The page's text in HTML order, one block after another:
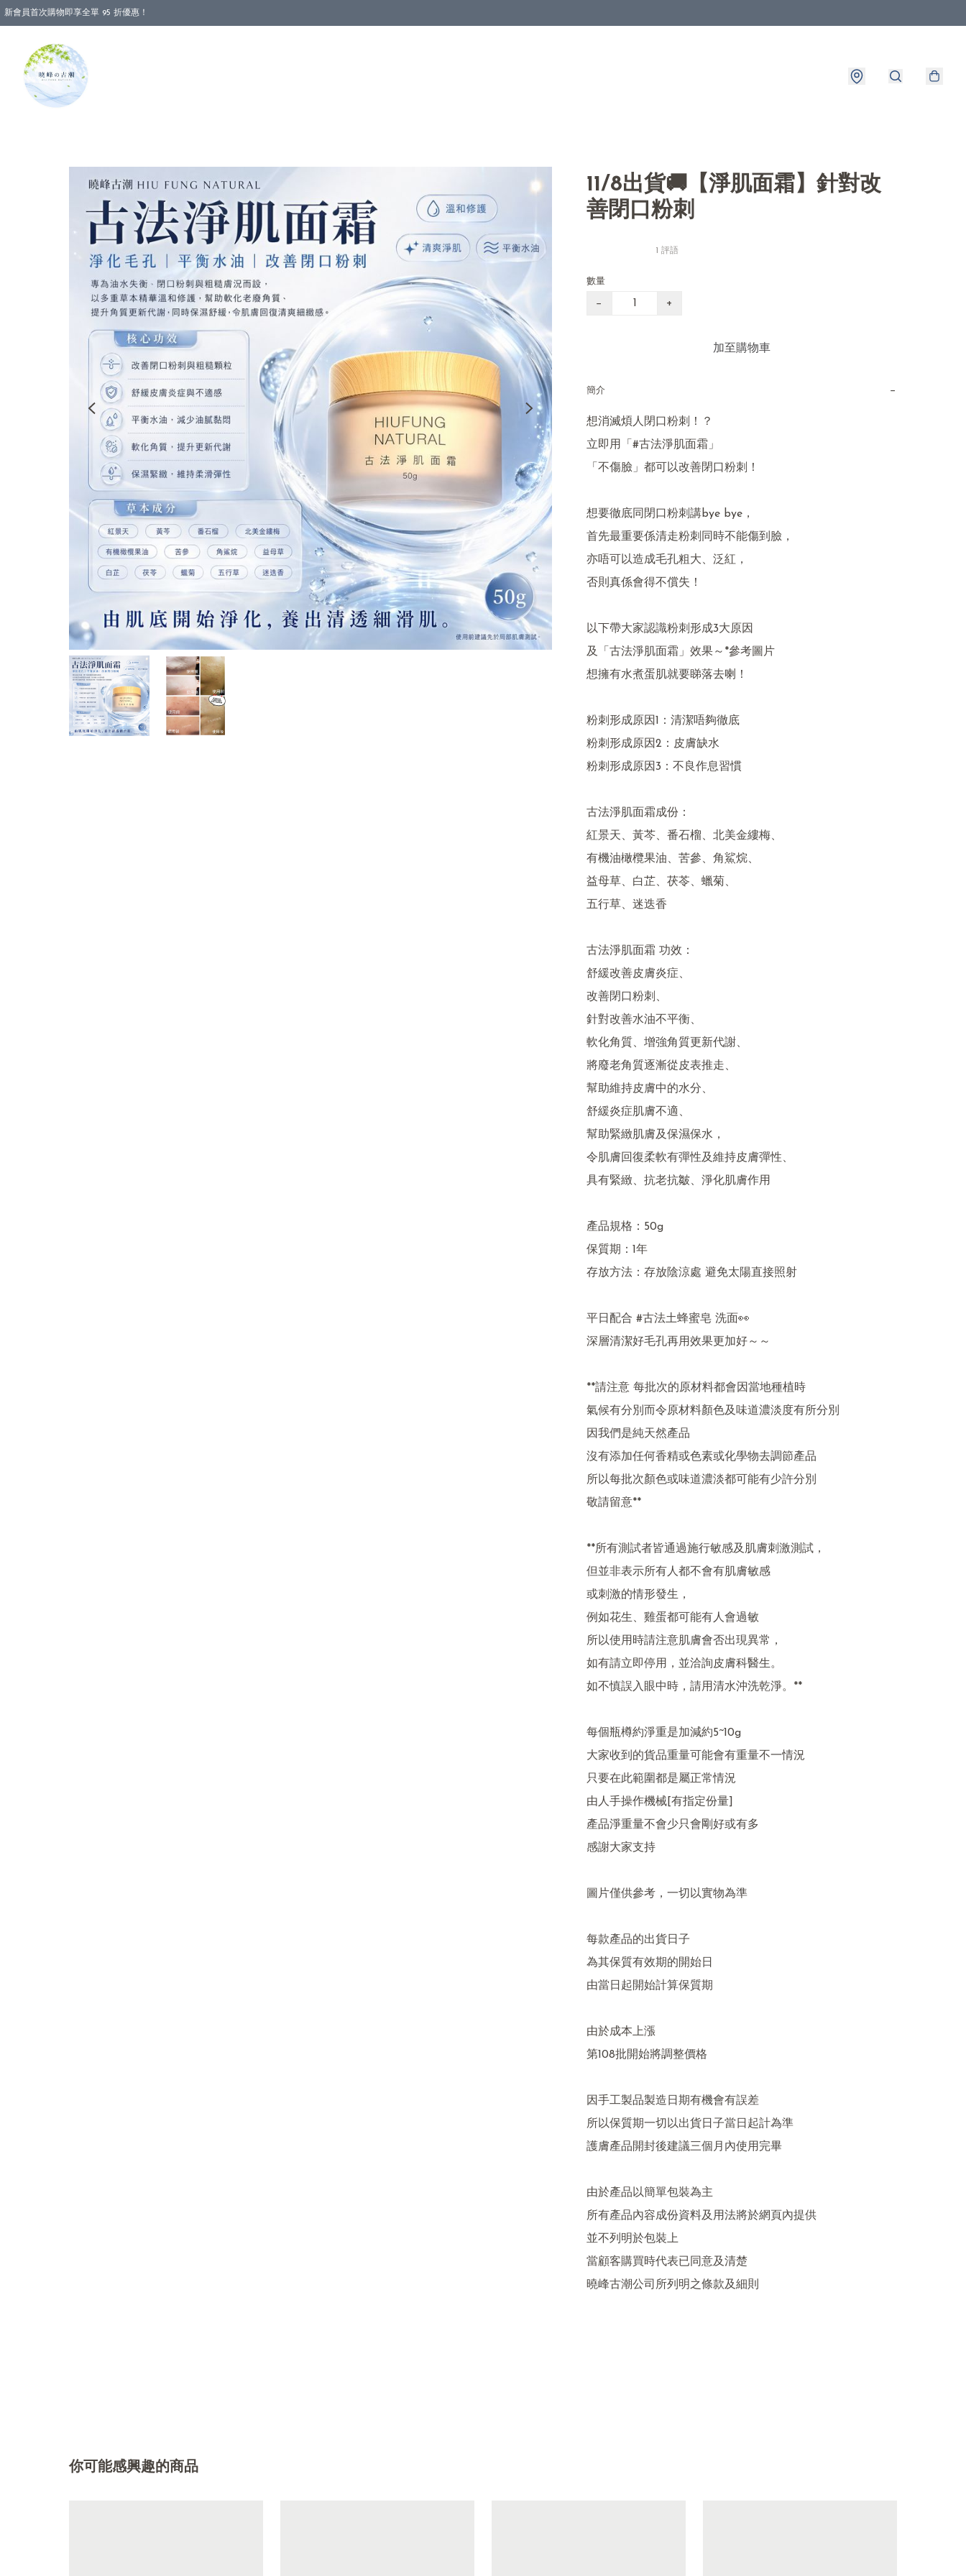
新會員首次購物即享全單 95 折優惠！
11/8出貨🚚【淨肌面霜】針對改
善閉口粉刺
1 評語
數量
− +
加至購物車
簡介 −
想消滅煩人閉口粉刺！？
立即用「#古法淨肌面霜」
「不傷臉」都可以改善閉口粉刺！
想要徹底同閉口粉刺講bye bye，
首先最重要係清走粉刺同時不能傷到臉，
亦唔可以造成毛孔粗大、泛紅，
否則真係會得不償失！
以下帶大家認識粉刺形成3大原因
及「古法淨肌面霜」效果～*參考圖片
想擁有水煮蛋肌就要睇落去喇！
粉刺形成原因1：清潔唔夠徹底
粉刺形成原因2：皮膚缺水
粉刺形成原因3：不良作息習慣
古法淨肌面霜成份：
紅景天、黃芩、番石榴、北美金縷梅、
有機油橄欖果油、苦參、角鯊烷、
益母草、白芷、茯苓、蠟菊、
五行草、迷迭香
古法淨肌面霜 功效：
舒緩改善皮膚炎症、
改善閉口粉刺、
針對改善水油不平衡、
軟化角質、增強角質更新代謝、
將廢老角質逐漸從皮表推走、
幫助維持皮膚中的水分、
舒緩炎症肌膚不適、
幫助緊緻肌膚及保濕保水，
令肌膚回復柔軟有彈性及維持皮膚彈性、
具有緊緻、抗老抗皺、淨化肌膚作用
產品規格：50g
保質期：1年
存放方法：存放陰涼處 避免太陽直接照射
平日配合 #古法土蜂蜜皂 洗面👀
深層清潔好毛孔再用效果更加好～～
**請注意 每批次的原材料都會因當地種植時
氣候有分別而令原材料顏色及味道濃淡度有所分別
因我們是純天然產品
沒有添加任何香精或色素或化學物去調節產品
所以每批次顏色或味道濃淡都可能有少許分別
敬請留意**
**所有測試者皆通過施行敏感及肌膚刺激測試，
但並非表示所有人都不會有肌膚敏感
或刺激的情形發生，
例如花生、雞蛋都可能有人會過敏
所以使用時請注意肌膚會否出現異常，
如有請立即停用，並洽詢皮膚科醫生。
如不慎誤入眼中時，請用清水沖洗乾淨。**
每個瓶樽約淨重是加減約5~10g
大家收到的貨品重量可能會有重量不一情況
只要在此範圍都是屬正常情況
由人手操作機械[有指定份量]
產品淨重量不會少只會剛好或有多
感謝大家支持
圖片僅供參考，一切以實物為準
每款產品的出貨日子
為其保質有效期的開始日
由當日起開始計算保質期
由於成本上漲
第108批開始將調整價格
因手工製品製造日期有機會有誤差
所以保質期一切以出貨日子當日起計為準
護膚產品開封後建議三個月內使用完畢
由於產品以簡單包裝為主
所有產品內容成份資料及用法將於網頁內提供
並不列明於包裝上
當顧客購買時代表已同意及清楚
曉峰古潮公司所列明之條款及細則
你可能感興趣的商品